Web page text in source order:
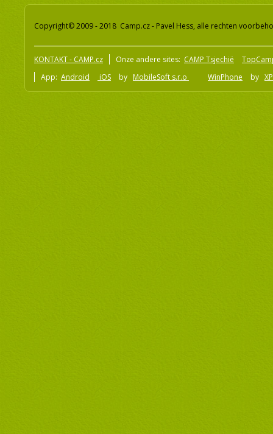
Copyright© 2009 - 2018 Camp.cz - Pavel Hess, alle rechten
KONTAKT - CAMP.cz Onze andere sites: CAMP Tsjechië
App: Android iOS by MobileSoft s.r.o WinPhone by